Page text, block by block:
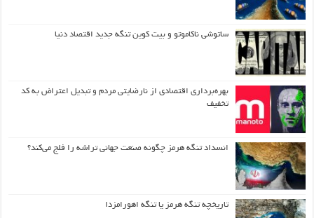
ساتوشی ناکاموتو و بیت کوین تنگه جدید اقتصاد دنیا
بهره‌برداری اقتصادی از نارضایتی مردم و تبدیل اعتراض به کد
تخفیف
انسداد تنگه هرمز چگونه صنعت جهانی تراشه را فلج می‌کند؟
تاریخچه تنگه هرمز یا تنگه اهورامزدا